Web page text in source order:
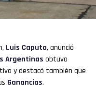
Luis Caputo, anunció
Argentinas obtuvo
y destacó también que
Ganancias.